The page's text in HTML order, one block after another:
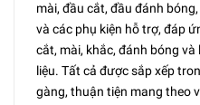
mài, đầu cắt, đầu đánh
và các phụ kiện hỗ trợ, đáp
cắt, mài, khắc, đánh bóng
liệu. Tất cả được sắp xếp
gàng, thuận tiện mang theo